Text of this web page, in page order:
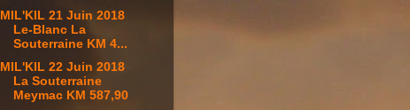
MIL'KIL 21 Juin 2018
Le-Blanc La
Souterraine KM 4...
MIL'KIL 22 Juin 2018
La Souterraine
Meymac KM 587,90